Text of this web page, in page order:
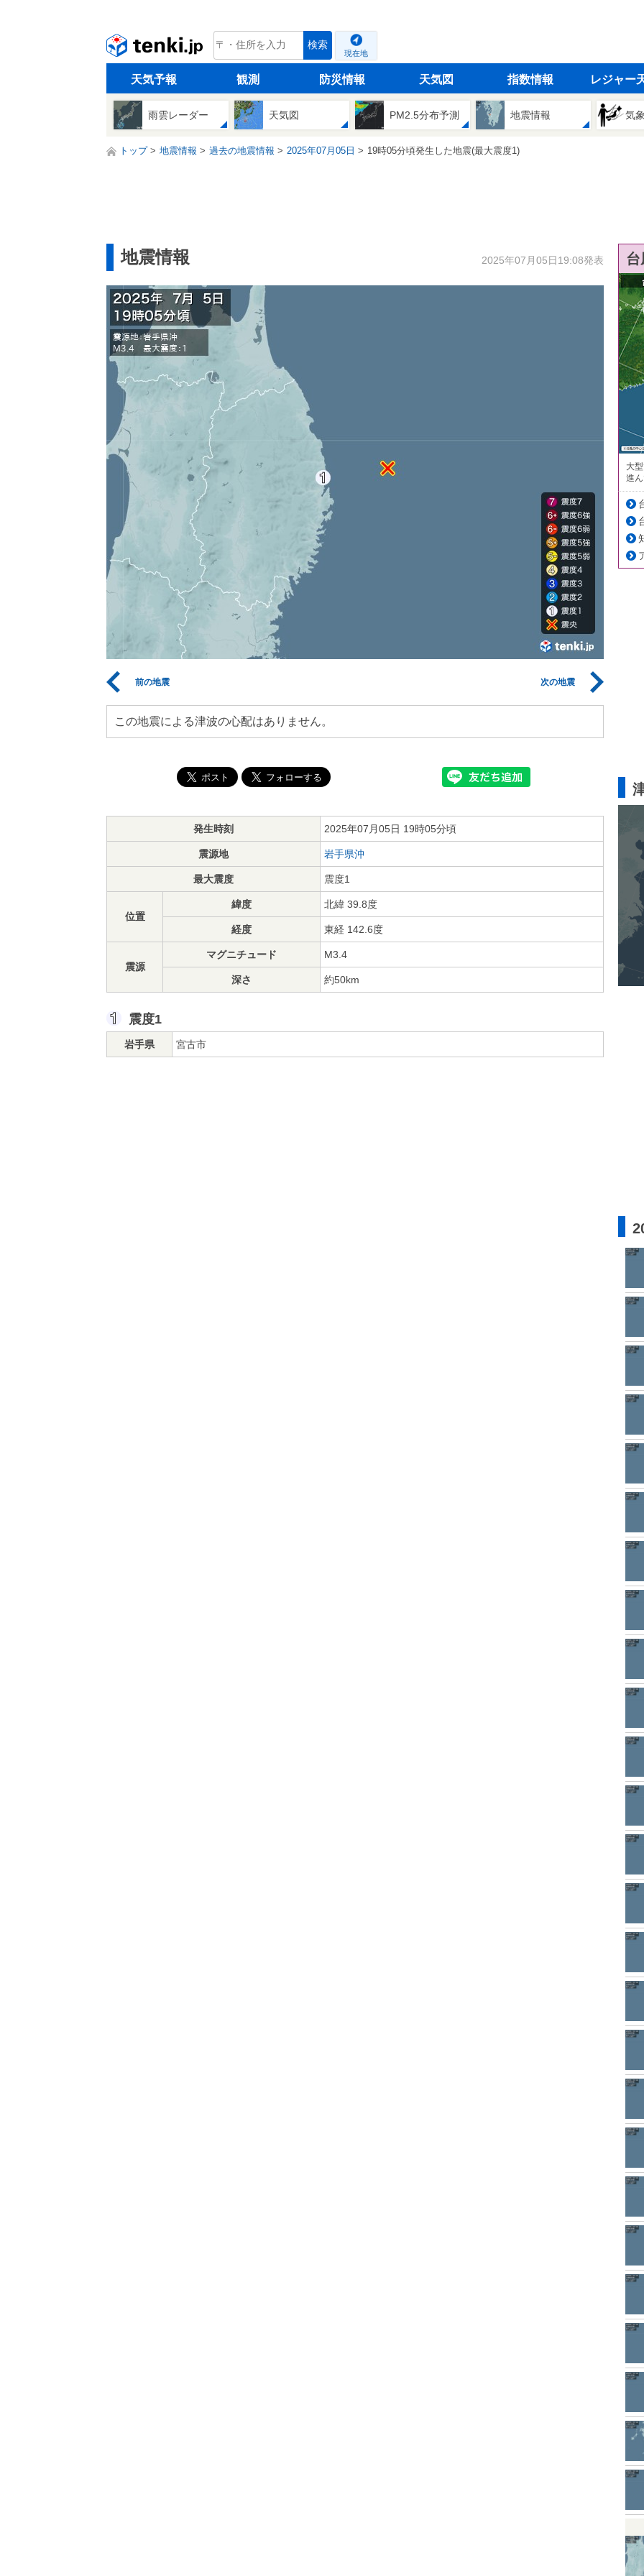
tenki.jp 検索
現在地
天気予報 観測 防災情報 天気図 指数情報 レジャー
雨雲レーダー 天気図 PM2.5分布予測 地震情報 気
トップ 地震情報 過去の地震情報 2025年07月05日 19時05分頃発生した地震(最大震度1)
地震情報 2025年07月05日19:08発表
前の地震 次の地震
この地震による津波の心配はありません。
発生時刻 2025年07月05日 19時05分頃
震源地 岩手県沖
最大震度 震度1
位置
緯度 北緯 39.8度
経度 東経 142.6度
震源
マグニチュード M3.4
深さ 約50km
震度1
岩手県 宮古市
大
進